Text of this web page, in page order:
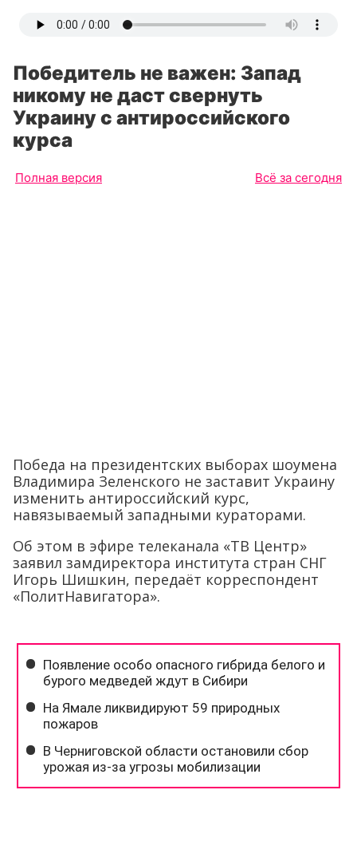
Победитель не важен: Запад
никому не даст свернуть
Украину с антироссийского
курса
Полная версия Всё за сегодня
Победа на президентских выборах шоумена
Владимира Зеленского не заставит Украину
изменить антироссийский курс,
навязываемый западными кураторами.
Об этом в эфире телеканала «ТВ Центр»
заявил замдиректора института стран СНГ
Игорь Шишкин, передаёт корреспондент
«ПолитНавигатора».